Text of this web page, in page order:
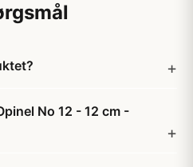
No 12 - 12 cm -